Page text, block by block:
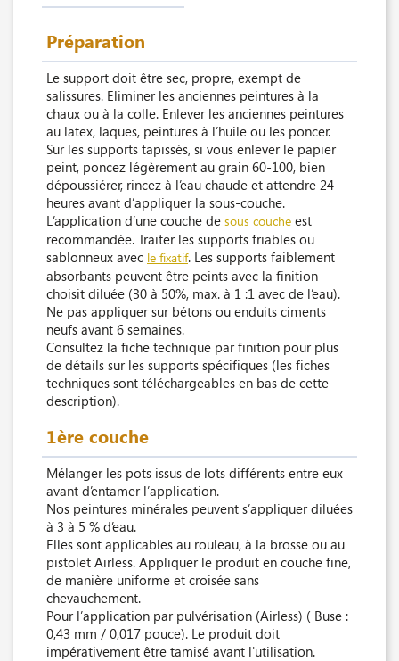
Préparation
Le support doit être sec, propre, exempt de
salissures. Eliminer les anciennes peintures à la
chaux ou à la colle. Enlever les anciennes peintures
au latex, laques, peintures à l’huile ou les poncer.
Sur les supports tapissés, si vous enlever le papier
peint, poncez légèrement au grain 60-100, bien
dépoussiérer, rincez à l’eau chaude et attendre 24
heures avant d’appliquer la sous-couche.
L’application d’une couche de sous couche est
recommandée. Traiter les supports friables ou
sablonneux avec le fixatif. Les supports faiblement
absorbants peuvent être peints avec la finition
choisit diluée (30 à 50%, max. à 1 :1 avec de l’eau).
Ne pas appliquer sur bétons ou enduits ciments
neufs avant 6 semaines.
Consultez la fiche technique par finition pour plus
de détails sur les supports spécifiques (les fiches
techniques sont téléchargeables en bas de cette
description).
1ère couche
Mélanger les pots issus de lots différents entre eux
avant d’entamer l’application.
Nos peintures minérales peuvent s’appliquer diluées
à 3 à 5 % d’eau.
Elles sont applicables au rouleau, à la brosse ou au
pistolet Airless. Appliquer le produit en couche fine,
de manière uniforme et croisée sans
chevauchement.
Pour l’application par pulvérisation (Airless) ( Buse :
0,43 mm / 0,017 pouce). Le produit doit
impérativement être tamisé avant l'utilisation.